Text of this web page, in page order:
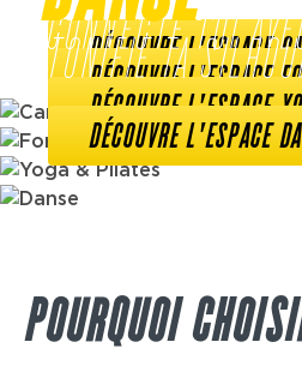
LES AUTRES
DÉCOUVRE L'ESPACE
DÉCOUVRE L'ESPACE
CONNECTE TOI
DÉCOUVRE L'ESPACE
TONIFIE TA
DÉCOUVRE L'ESPACE
POURQUOI